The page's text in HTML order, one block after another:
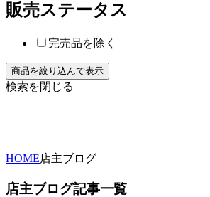
販売ステータス
完売品を除く
検索を閉じる
HOME店主ブログ
店主ブログ記事一覧